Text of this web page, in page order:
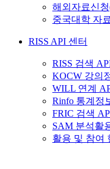
해외자료신
중국대학 자
RISS API 센터
RISS 검색
KOCW 강의
WILL 연계
Rinfo 통계정
FRIC 검색
SAM 분석활
활용 및 참여